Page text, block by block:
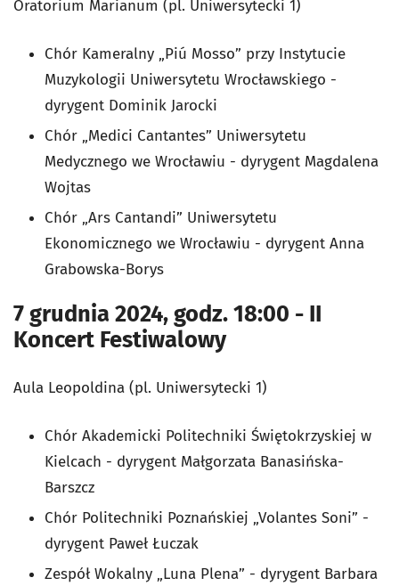
Oratorium Marianum (pl. Uniwersytecki 1)
Chór Kameralny „Piú Mosso” przy Instytucie
Muzykologii Uniwersytetu Wrocławskiego -
dyrygent Dominik Jarocki
Chór „Medici Cantantes” Uniwersytetu
Medycznego we Wrocławiu - dyrygent Magdalena
Wojtas
Chór „Ars Cantandi” Uniwersytetu
Ekonomicznego we Wrocławiu - dyrygent Anna
Grabowska-Borys
7 grudnia 2024, godz. 18:00 - II
Koncert Festiwalowy
Aula Leopoldina (pl. Uniwersytecki 1)
Chór Akademicki Politechniki Świętokrzyskiej w
Kielcach - dyrygent Małgorzata Banasińska-
Barszcz
Chór Politechniki Poznańskiej „Volantes Soni” -
dyrygent Paweł Łuczak
Zespół Wokalny „Luna Plena” - dyrygent Barbara